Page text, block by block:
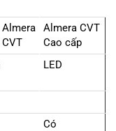
Almera
CVT
Almera CVT
Cao cấp
LED
Có